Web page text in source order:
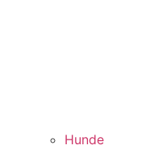
Hunde